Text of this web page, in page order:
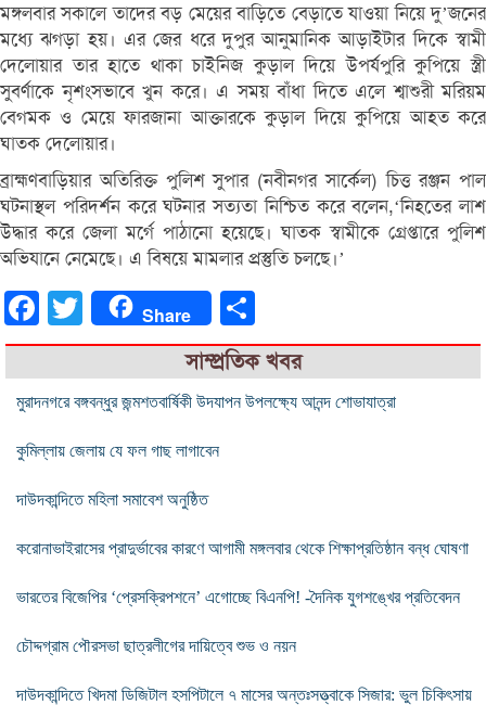
মঙ্গলবার সকালে তাদের বড় মেয়ের বাড়িতে বেড়াতে যাওয়া নিয়ে দু’জনের
মধ্যে ঝগড়া হয়। এর জের ধরে দুপুর আনুমানিক আড়াইটার দিকে স্বামী
দেলোয়ার তার হাতে থাকা চাইনিজ কুড়াল দিয়ে উপর্যপুরি কুপিয়ে স্ত্রী
সুবর্ণাকে নৃশংসভাবে খুন করে। এ সময় বাঁধা দিতে এলে শ্বাশুরী মরিয়ম
বেগমক ও মেয়ে ফারজানা আক্তারকে কুড়াল দিয়ে কুপিয়ে আহত করে
ঘাতক দেলোয়ার।
ব্রাহ্মণবাড়িয়ার অতিরিক্ত পুলিশ সুপার (নবীনগর সার্কেল) চিত্ত রঞ্জন পাল
ঘটনাস্থল পরিদর্শন করে ঘটনার সত্যতা নিশ্চিত করে বলেন,‘নিহতের লাশ
উদ্ধার করে জেলা মর্গে পাঠানো হয়েছে। ঘাতক স্বামীকে গ্রেপ্তারে পুলিশ
অভিযানে নেমেছে। এ বিষয়ে মামলার প্রস্তুতি চলছে।’
FacebookTwitter Share
সাম্প্রতিক খবর
মুরাদনগরে বঙ্গবন্ধুর জন্মশতবার্ষিকী উদযাপন উপলক্ষ্যে আনন্দ শোভাযাত্রা
কুমিল্লায় জেলায় যে ফল গাছ লাগাবেন
দাউদকান্দিতে মহিলা সমাবেশ অনুষ্ঠিত
করোনাভাইরাসের প্রাদুর্ভাবের কারণে আগামী মঙ্গলবার থেকে শিক্ষাপ্রতিষ্ঠান বন্ধ ঘোষণা
ভারতের বিজেপির ‘প্রেসক্রিপশনে’ এগোচ্ছে বিএনপি! -দৈনিক যুগশঙ্খের প্রতিবেদন
চৌদ্দগ্রাম পৌরসভা ছাত্রলীগের দায়িত্বে শুভ ও নয়ন
দাউদকান্দিতে খিদমা ডিজিটাল হসপিটালে ৭ মাসের অন্তঃসত্ত্বাকে সিজার: ভুল চিকিৎসায়